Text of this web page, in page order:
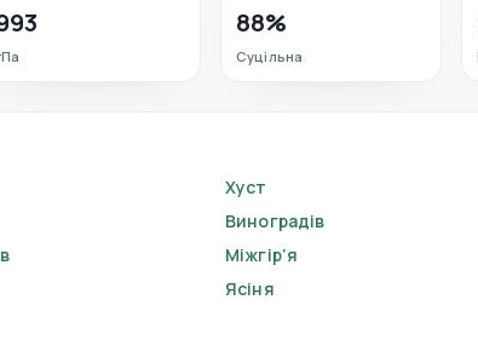
88%
Суцільна
Хуст
Виноградів
Міжгір’я
Ясіня